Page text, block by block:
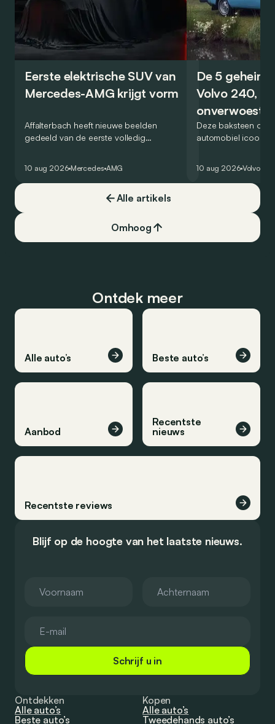
Eerste elektrische SUV van
Mercedes-AMG krijgt vorm
Affalterbach heeft nieuwe beelden
gedeeld van de eerste volledig
wordt echter nog niet prijsgegeven.
10 aug 2026 Mercedes AMG
De 5
Volvo 240, de
kubus
Deze baksteen op
automobiel icoon?
onverwoestbare
zeker snuifje
zegt alles: hij was
markt in 4 reeksen.
10 aug 2026 Volvo
Alle artikels
Omhoog
Ontdek meer
Alle auto’s Beste auto’s
Aanbod
Recentste
nieuws
Recentste reviews
Blijf op de hoogte van het laatste nieuws.
Schrijf u in
Ontdekken
Alle auto’s
Beste auto’s
Kopen
Alle auto’s
Tweedehands auto’s